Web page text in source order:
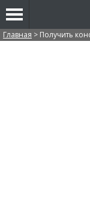
Вы здесь
Главная > Получить